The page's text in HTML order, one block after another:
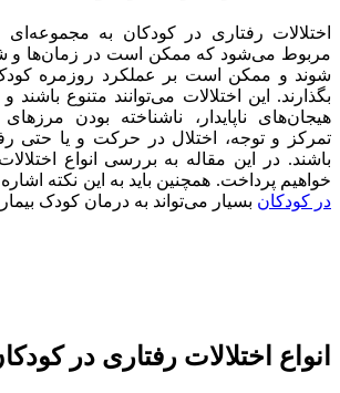
اختلالات رفتاری در کودکان به
مربوط می‌شود که ممکن است در زمان‌ها و
شوند و ممکن است بر عملکرد روزمره کودک
بگذارند. این اختلالات می‌توانند متنوع
هیجان‌های ناپایدار، ناشناخته بودن
تمرکز و توجه، اختلال در حرکت و یا حتی
باشند. در این مقاله به بررسی انواع
خواهیم پرداخت. همچنین باید به این نکته
در کودکان بسیار می‌تواند به درمان کودک
انواع اختلالات رفتاری در